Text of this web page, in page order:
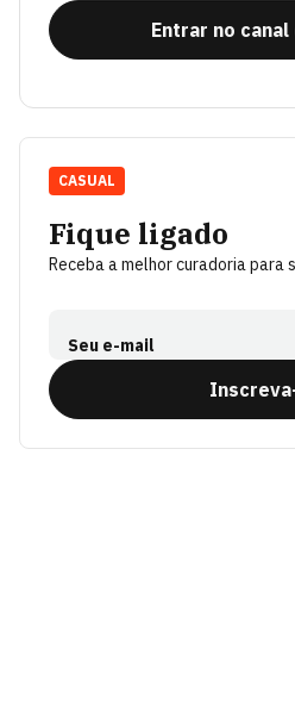
Entrar no canal
Fique ligado
Receba a melhor curadoria para
Seu e-mail
CASUAL